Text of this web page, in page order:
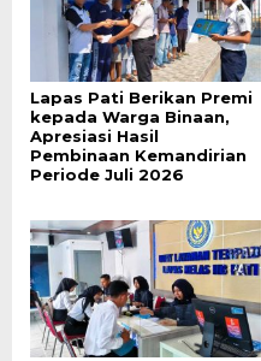
Lapas Pati Berikan Premi
kepada Warga Binaan,
Apresiasi Hasil
Pembinaan Kemandirian
Periode Juli 2026